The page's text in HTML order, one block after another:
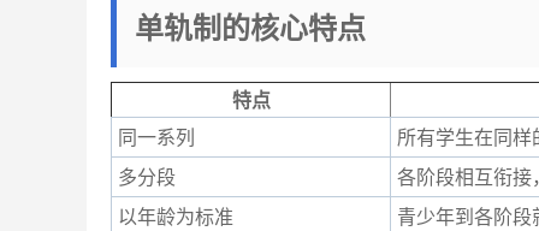
单轨制的核心特点
特点
同一系列
所有学生在同
多分段
各阶段相互衔
以年龄为标准
青少年到各阶